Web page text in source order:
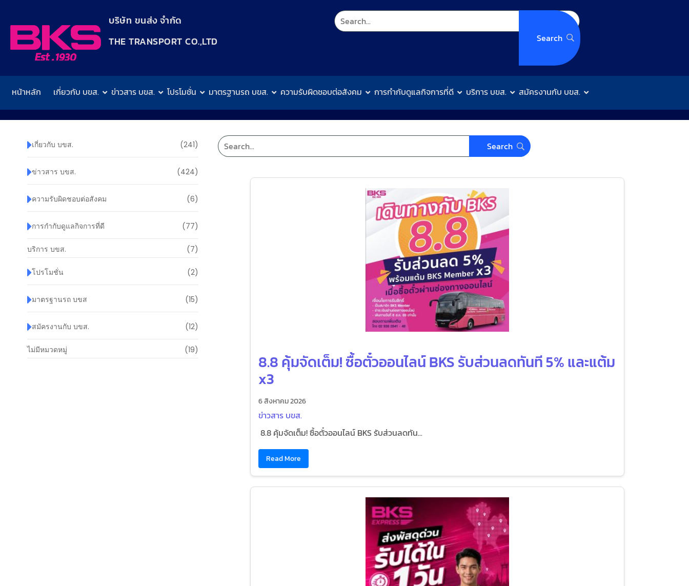
บริษัท ขนส่ง จำกัด
THE TRANSPORT CO.,LTD​
หน้าหลัก เกี่ยวกับ บขส. ข่าวสาร บขส. โปรโมชั่น มาตรฐานรถ บขส. ความรับผิดชอบต่อสังคม การกำกับดูแลกิจการที่ดี บริการ บขส. สมัครงานกับ บขส.
เกี่ยวกับ บขส. (241)
ข่าวสาร บขส. (424)
ความรับผิดชอบต่อสังคม (6)
การกำกับดูแลกิจการที่ดี (77)
บริการ บขส. (7)
โปรโมชั่น (2)
มาตรฐานรถ บขส (15)
สมัครงานกับ บขส. (12)
ไม่มีหมวดหมู่ (19)
8.8 คุ้มจัดเต็ม! ซื้อตั๋วออนไลน์ BKS รับส่วนลดทันที 5% และแต้ม
x3
6 สิงหาคม 2026
ข่าวสาร บขส.
8.8 คุ้มจัดเต็ม! ซื้อตั๋วออนไลน์ BKS รับส่วนลดทัน...
Read More